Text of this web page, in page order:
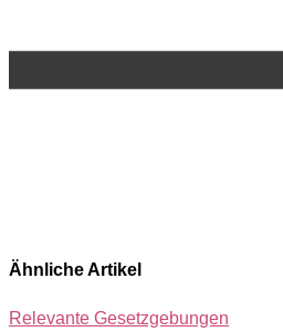
Ähnliche Artikel
Relevante Gesetzgebungen